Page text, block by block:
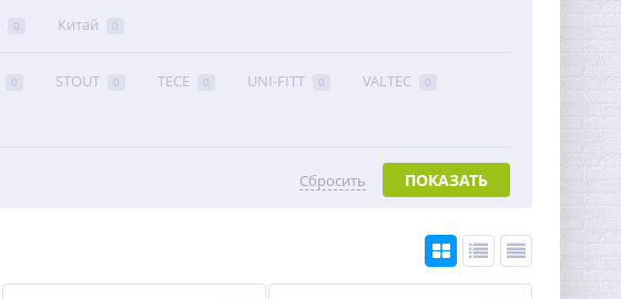
0 Китай 0
0 STOUT 0 TECE 0 UNI-FITT 0 VALTEC 0
ПОКАЗАТЬ
Сбросить